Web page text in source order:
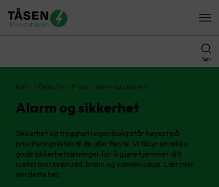
Søk
Hjem Tjenester Privat Alarm og sikkerhet
Alarm og sikkerhet
Sikkerhet og trygghet i egen bolig står høyest på
prioriteringslisten til de aller fleste. Vi tilbyr en rekke
gode sikkerhetsløsninger for å gjøre hjemmet ditt
rustet mot innbrudd, brann og vannlekkasje. Lær mer
om dette her.